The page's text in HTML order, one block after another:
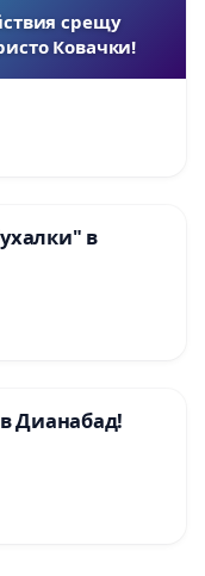
срещу
Ковачки!
в
Дианабад!